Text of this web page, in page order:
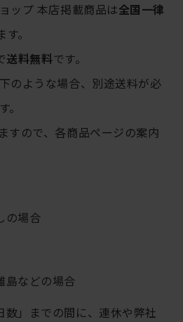
ップ 本店掲載商品は全国一律
。
送料無料です。
のような場合、別途送料が必
すので、各商品ページの案内
の場合
島などの場合
数」までの間に、連休や弊社